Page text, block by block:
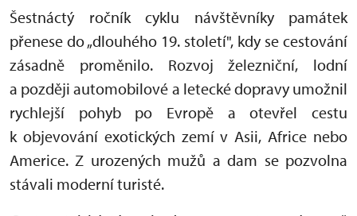
Šestnáctý ročník cyklu návštěvníky památek
přenese do „dlouhého 19. století", kdy se cestování
zásadně proměnilo. Rozvoj železniční, lodní
a později automobilové a letecké dopravy umožnil
rychlejší pohyb po Evropě a otevřel cestu
k objevování exotických zemí v Asii, Africe nebo
Americe. Z urozených mužů a dam se pozvolna
stávali moderní turisté.